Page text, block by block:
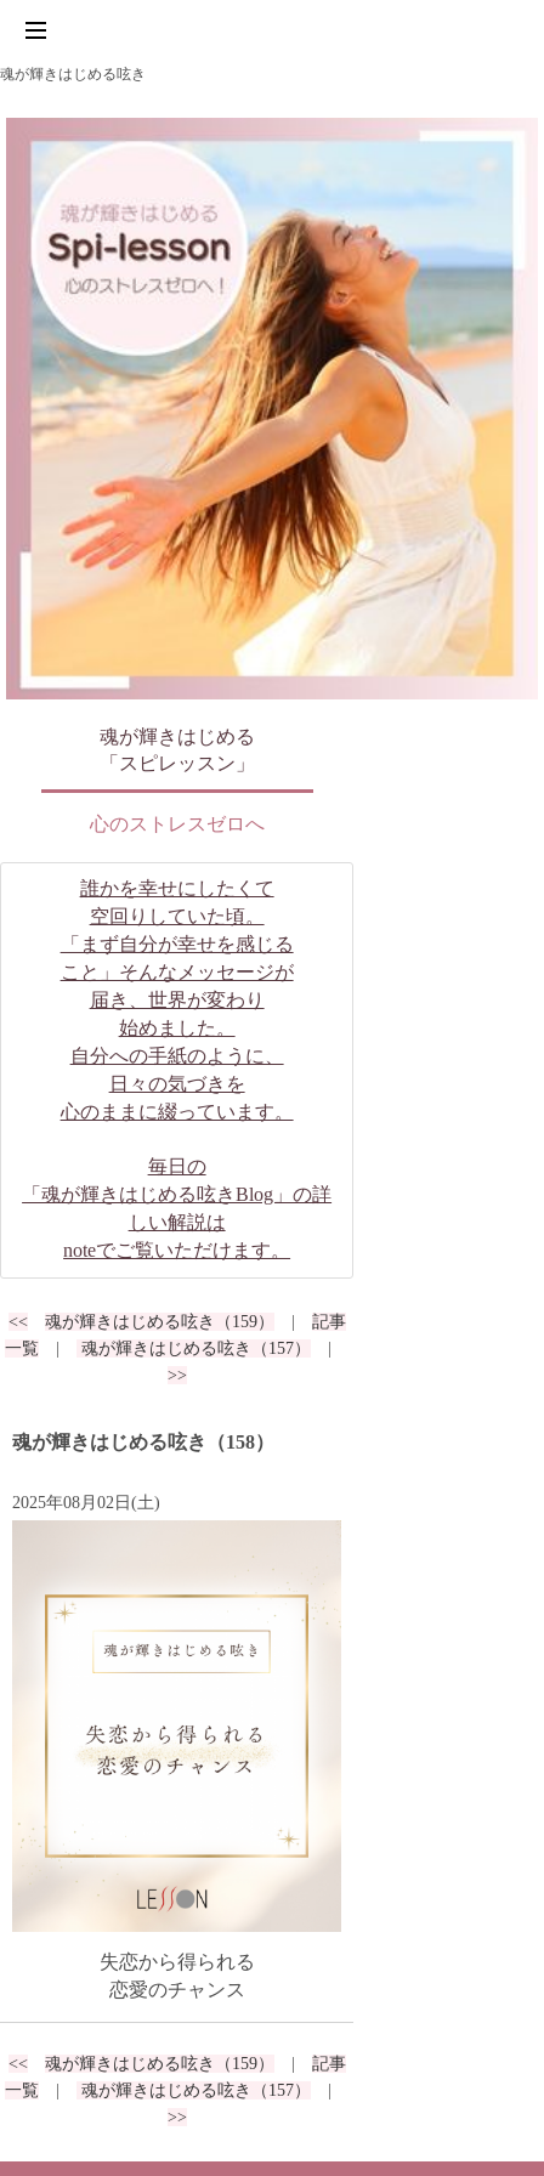
魂が輝きはじめる呟き
魂が輝きはじめる
「スピレッスン」
心のストレスゼロへ
誰かを幸せにしたくて
空回りしていた頃。
「まず自分が幸せを感じる
こと」そんなメッセージが
届き、世界が変わり
始めました。
自分への手紙のように、
日々の気づきを
心のままに綴っています。
毎日の
「魂が輝きはじめる呟きBlog」の詳
しい解説は
noteでご覧いただけます。
<< 魂が輝きはじめる呟き（159）
記事
一覧
魂が輝きはじめる呟き（157）
>>
魂が輝きはじめる呟き（158）
2025年08月02日(土)
失恋から得られる
恋愛のチャンス
<< 魂が輝きはじめる呟き（159）
記事
一覧
魂が輝きはじめる呟き（157）
>>